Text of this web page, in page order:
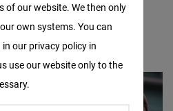
of our website. We then only
own systems. You can
our privacy policy in
use our website only to the